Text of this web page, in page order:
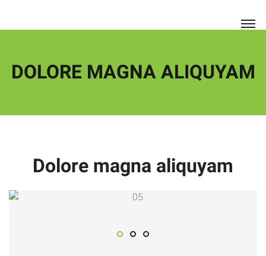
DOLORE MAGNA ALIQUYAM
Dolore magna aliquyam